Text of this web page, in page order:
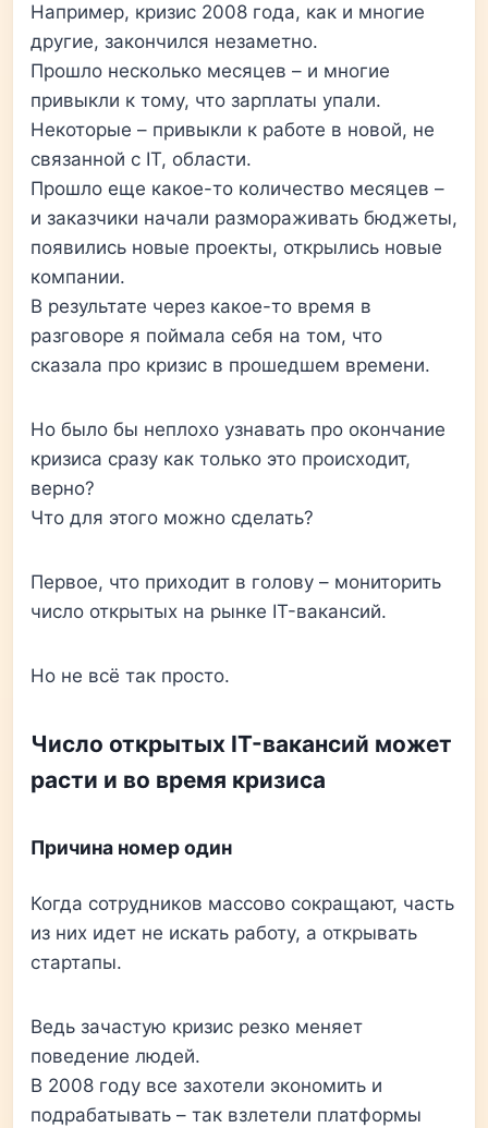
Например, кризис 2008 года, как и многие
другие, закончился незаметно.
Прошло несколько месяцев – и многие
привыкли к тому, что зарплаты упали.
Некоторые – привыкли к работе в новой, не
связанной с IT, области.
Прошло еще какое-то количество месяцев –
и заказчики начали размораживать бюджеты,
появились новые проекты, открылись новые
компании.
В результате через какое-то время в
разговоре я поймала себя на том, что
сказала про кризис в прошедшем времени.
Но было бы неплохо узнавать про окончание
кризиса сразу как только это происходит,
верно?
Что для этого можно сделать?
Первое, что приходит в голову – мониторить
число открытых на рынке IT-вакансий.
Но не всё так просто.
Число открытых IT-вакансий может
расти и во время кризиса
Причина номер один
Когда сотрудников массово сокращают, часть
из них идет не искать работу, а открывать
стартапы.
Ведь зачастую кризис резко меняет
поведение людей.
В 2008 году все захотели экономить и
подрабатывать – так взлетели платформы